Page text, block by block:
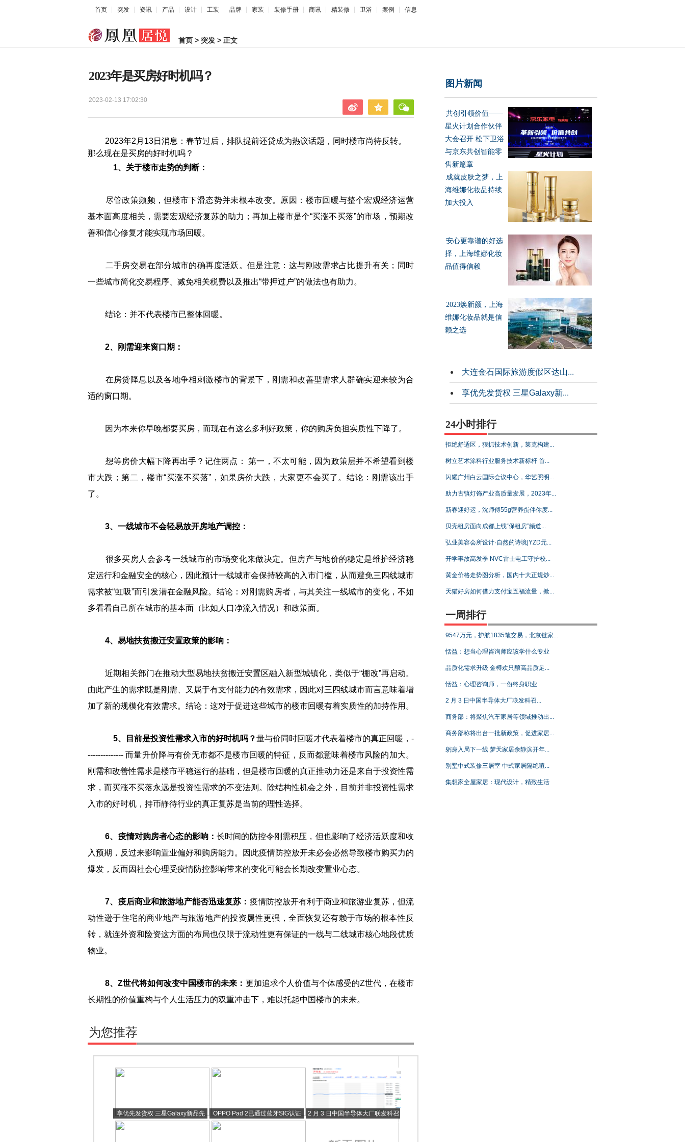
首页 突发 资讯 产品 设计 工装 品牌 家装 装修手册 商讯 精装修 卫浴 案例 信息
首页 > 突发 > 正文
2023年是买房好时机吗？
2023-02-13 17:02:30
2023年2月13日消息：春节过后，排队提前还贷成为热议话题，同时楼市尚待反转。
那么现在是买房的好时机吗？
1、关于楼市走势的判断：
尽管政策频频，但楼市下滑态势并未根本改变。原因：楼市回暖与整个宏观经济运营
基本面高度相关，需要宏观经济复苏的助力；再加上楼市是个“买涨不买落”的市场，预期改
善和信心修复才能实现市场回暖。
二手房交易在部分城市的确再度活跃。但是注意：这与刚改需求占比提升有关；同时
一些城市简化交易程序、减免相关税费以及推出“带押过户”的做法也有助力。
结论：并不代表楼市已整体回暖。
2、刚需迎来窗口期：
在房贷降息以及各地争相刺激楼市的背景下，刚需和改善型需求人群确实迎来较为合
适的窗口期。
因为本来你早晚都要买房，而现在有这么多利好政策，你的购房负担实质性下降了。
想等房价大幅下降再出手？记住两点： 第一，不太可能，因为政策层并不希望看到楼
市大跌；第二，楼市“买涨不买落”，如果房价大跌，大家更不会买了。结论：刚需该出手
了。
3、一线城市不会轻易放开房地产调控：
很多买房人会参考一线城市的市场变化来做决定。但房产与地价的稳定是维护经济稳
定运行和金融安全的核心，因此预计一线城市会保持较高的入市门槛，从而避免三四线城市
需求被“虹吸”而引发潜在金融风险。结论：对刚需购房者，与其关注一线城市的变化，不如
多看看自己所在城市的基本面（比如人口净流入情况）和政策面。
4、易地扶贫搬迁安置政策的影响：
近期相关部门在推动大型易地扶贫搬迁安置区融入新型城镇化，类似于“棚改”再启动。
由此产生的需求既是刚需、又属于有支付能力的有效需求，因此对三四线城市而言意味着增
加了新的规模化有效需求。结论：这对于促进这些城市的楼市回暖有着实质性的加持作用。
5、目前是投资性需求入市的好时机吗？量与价同时回暖才代表着楼市的真正回暖，-
-------------- 而量升价降与有价无市都不是楼市回暖的特征，反而都意味着楼市风险的加大。
刚需和改善性需求是楼市平稳运行的基础，但是楼市回暖的真正推动力还是来自于投资性需
求，而买涨不买落永远是投资性需求的不变法则。除结构性机会之外，目前并非投资性需求
入市的好时机，持币静待行业的真正复苏是当前的理性选择。
6、疫情对购房者心态的影响：长时间的防控令刚需积压，但也影响了经济活跃度和收
入预期，反过来影响置业偏好和购房能力。因此疫情防控放开未必会必然导致楼市购买力的
爆发，反而因社会心理受疫情防控影响带来的变化可能会长期改变置业心态。
7、疫后商业和旅游地产能否迅速复苏： 疫情防控放开有利于商业和旅游业复苏，但流
动性逊于住宅的商业地产与旅游地产的投资属性更强，全面恢复还有赖于市场的根本性反
转，就连外资和险资这方面的布局也仅限于流动性更有保证的一线与二线城市核心地段优质
物业。
8、Z世代将如何改变中国楼市的未来： 更加追求个人价值与个体感受的Z世代，在楼市
长期性的价值重构与个人生活压力的双重冲击下，难以托起中国楼市的未来。
为您推荐
享优先发货权 三星Galaxy新品先
OPPO Pad 2已通过蓝牙SIG认证
2 月 3 日中国半导体大厂联发科召
图片新闻
共创引领价值——
星火计划合作伙伴
大会召开 松下卫浴
与京东共创智能零
售新篇章
成就皮肤之梦，上
海维娜化妆品持续
加大投入
安心更靠谱的好选
择，上海维娜化妆
品值得信赖
2023焕新颜，上海
维娜化妆品就是信
赖之选
大连金石国际旅游度假区达山...
享优先发货权 三星Galaxy新...
24小时排行
拒绝舒适区，狠抓技术创新，莱克构建...
树立艺术涂料行业服务技术新标杆 首...
闪耀广州白云国际会议中心，华艺照明...
助力古镇灯饰产业高质量发展，2023年...
新春迎好运，沈师傅55g营养蛋伴你度...
贝壳租房面向成都上线“保租房”频道...
弘业美容会所设计·自然的诗境|YZD元...
开学事故高发季 NVC雷士电工守护校...
黄金价格走势图分析，国内十大正规炒...
天猫好房如何借力支付宝五福流量，掀...
一周排行
9547万元，护航1835笔交易，北京链家...
恬益：想当心理咨询师应该学什么专业
品质化需求升级 金樽欢只酿高品质足...
恬益：心理咨询师，一份终身职业
2 月 3 日中国半导体大厂联发科召...
商务部：将聚焦汽车家居等领域推动出...
商务部称将出台一批新政策，促进家居...
躬身入局下一线 梦天家居余静滨开年...
别墅中式装修三居室 中式家居隔绝喧...
集想家全屋家居：现代设计，精致生活